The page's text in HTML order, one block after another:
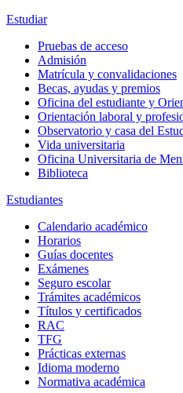
Estudiar
Pruebas de acceso
Admisión
Matrícula y convalidaciones
Becas, ayudas y premios
Oficina del estudiante y
Orientación laboral y
Observatorio y casa del
Vida universitaria
Oficina Universitaria de
Biblioteca
Estudiantes
Calendario académico
Horarios
Guías docentes
Exámenes
Seguro escolar
Trámites académicos
Títulos y certificados
RAC
TFG
Prácticas externas
Idioma moderno
Normativa académica